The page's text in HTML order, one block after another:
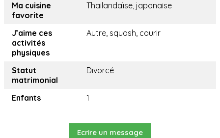
Ma cuisine
favorite
Thailandaïse, japonaise
J’aime ces
activités
physiques
Autre, squash, courir
Statut
matrimonial
Divorcé
Enfants 1
Ecrire un message